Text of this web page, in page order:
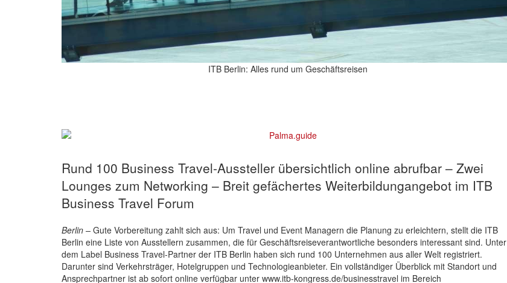
ITB Berlin: Alles rund um Geschäftsreisen
Rund 100 Business Travel-Aussteller übersichtlich online abrufbar – Zwei
Lounges zum Networking – Breit gefächertes Weiterbildungangebot im ITB
Business Travel Forum
Berlin – Gute Vorbereitung zahlt sich aus: Um Travel und Event Managern die Planung zu erleichtern, stellt die ITB
Berlin eine Liste von Ausstellern zusammen, die für Geschäftsreiseverantwortliche besonders interessant sind. Unter
dem Label Business Travel-Partner der ITB Berlin haben sich rund 100 Unternehmen aus aller Welt registriert.
Darunter sind Verkehrsträger, Hotelgruppen und Technologieanbieter. Ein vollständiger Überblick mit Standort und
Ansprechpartner ist ab sofort online verfügbar unter www.itb-kongress.de/businesstravel im Bereich